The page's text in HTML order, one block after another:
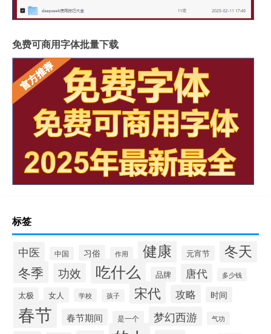
免费可商用字体批量下载
标签
中医 中国 习俗 作用 健康 元宵节 冬天
冬季 功效 吃什么 品牌 唐代 多少钱
太极 女人 学校 孩子 宋代 攻略 时间
春节 春节期间 是一个 梦幻西游 气功